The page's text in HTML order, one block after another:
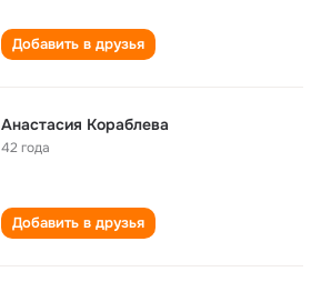
Добавить в друзья
Анастасия Кораблева
42 года
Добавить в друзья